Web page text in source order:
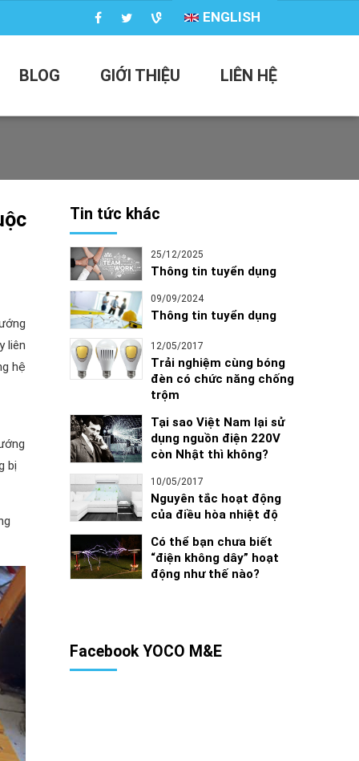
ENGLISH
BLOG GIỚI THIỆU LIÊN HỆ
liên
hệ
bị
Tin tức khác
25/12/2025
Thông tin tuyển dụng
09/09/2024
Thông tin tuyển dụng
12/05/2017
Trải nghiệm cùng bóng
đèn có chức năng chống
trộm
Tại sao Việt Nam lại sử
dụng nguồn điện 220V
còn Nhật thì không?
10/05/2017
Nguyên tắc hoạt động
của điều hòa nhiệt độ
Có thể bạn chưa biết
“điện không dây” hoạt
động như thế nào?
Facebook YOCO M&E